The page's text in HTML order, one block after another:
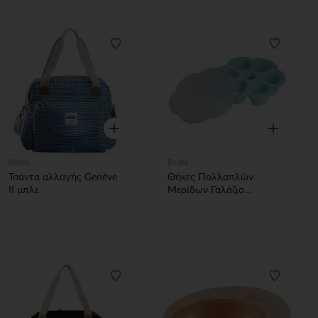
Γρήγορη επισκόπηση
Τσάντα αλλαγής Genève
II μπλε
Γρήγορη
Θήκες Πολλαπλών
Μερίδων Γαλάζιο